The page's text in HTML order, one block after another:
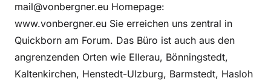
mail@vonbergner.eu Homepage:
www.vonbergner.eu Sie erreichen uns zentral in
Quickborn am Forum. Das Büro ist auch aus den
angrenzenden Orten wie Ellerau, Bönningstedt,
Kaltenkirchen, Henstedt-Ulzburg, Barmstedt, Hasloh